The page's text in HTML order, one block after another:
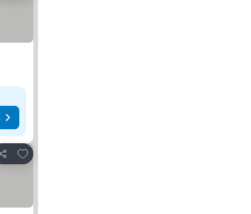
Partilhar
Adicionar aos favoritos